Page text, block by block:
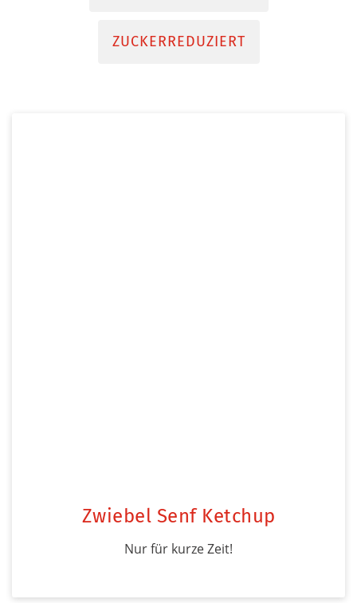
ZUCKERREDUZIERT
Zwiebel Senf Ketchup
Nur für kurze Zeit!